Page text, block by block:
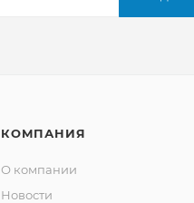
КОМПАНИЯ
О компании
Новости